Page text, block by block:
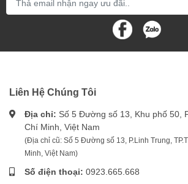
Liên Hệ Chúng Tôi
Địa chỉ: Số 5 Đường số 13, Khu phố 50,
Chí Minh, Việt Nam
(Địa chỉ cũ: Số 5 Đường số 13, P.Linh Trung,
Minh, Việt Nam)
Số điện thoại: 0923.665.668